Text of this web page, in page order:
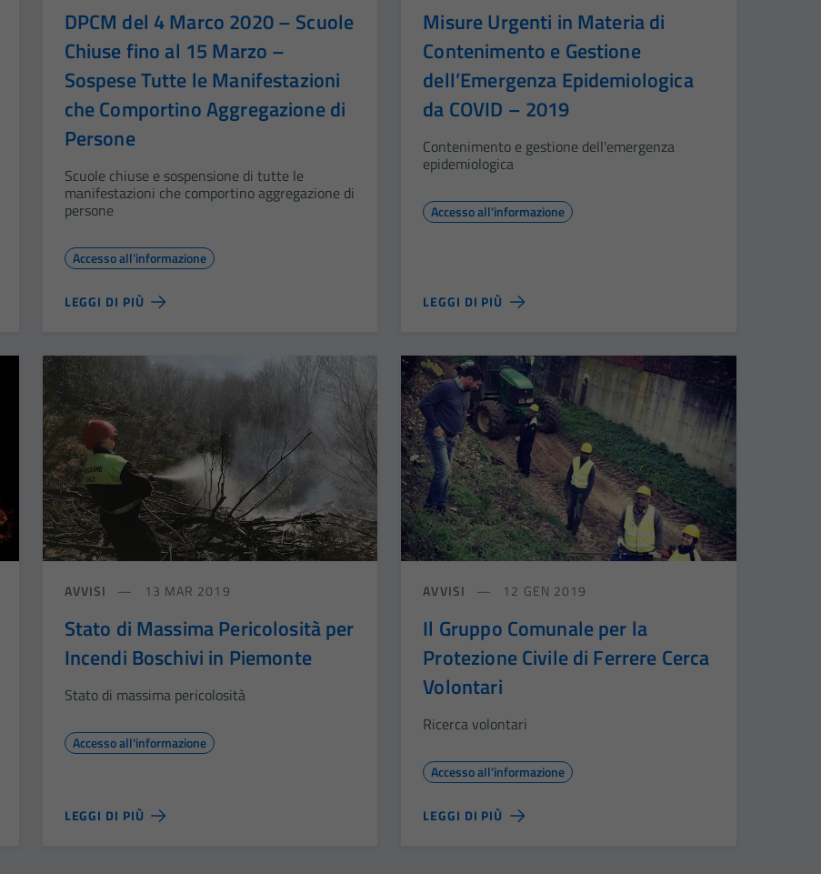
DPCM del 4 Marco 2020 – Scuole
Chiuse fino al 15 Marzo –
Sospese Tutte le Manifestazioni
che Comportino Aggregazione di
Persone
Scuole chiuse e sospensione di tutte le
manifestazioni che comportino aggregazione di
persone
Accesso all'informazione
LEGGI DI PIÙ
Misure Urgenti in Materia di
Contenimento e Gestione
dell’Emergenza Epidemiologica
da COVID – 2019
Contenimento e gestione dell'emergenza
epidemiologica
Accesso all'informazione
LEGGI DI PIÙ
AVVISI 13 MAR 2019
Stato di Massima Pericolosità per
Incendi Boschivi in Piemonte
Stato di massima pericolosità
Accesso all'informazione
LEGGI DI PIÙ
AVVISI 12 GEN 2019
Il Gruppo Comunale per la
Protezione Civile di Ferrere Cerca
Volontari
Ricerca volontari
Accesso all'informazione
LEGGI DI PIÙ